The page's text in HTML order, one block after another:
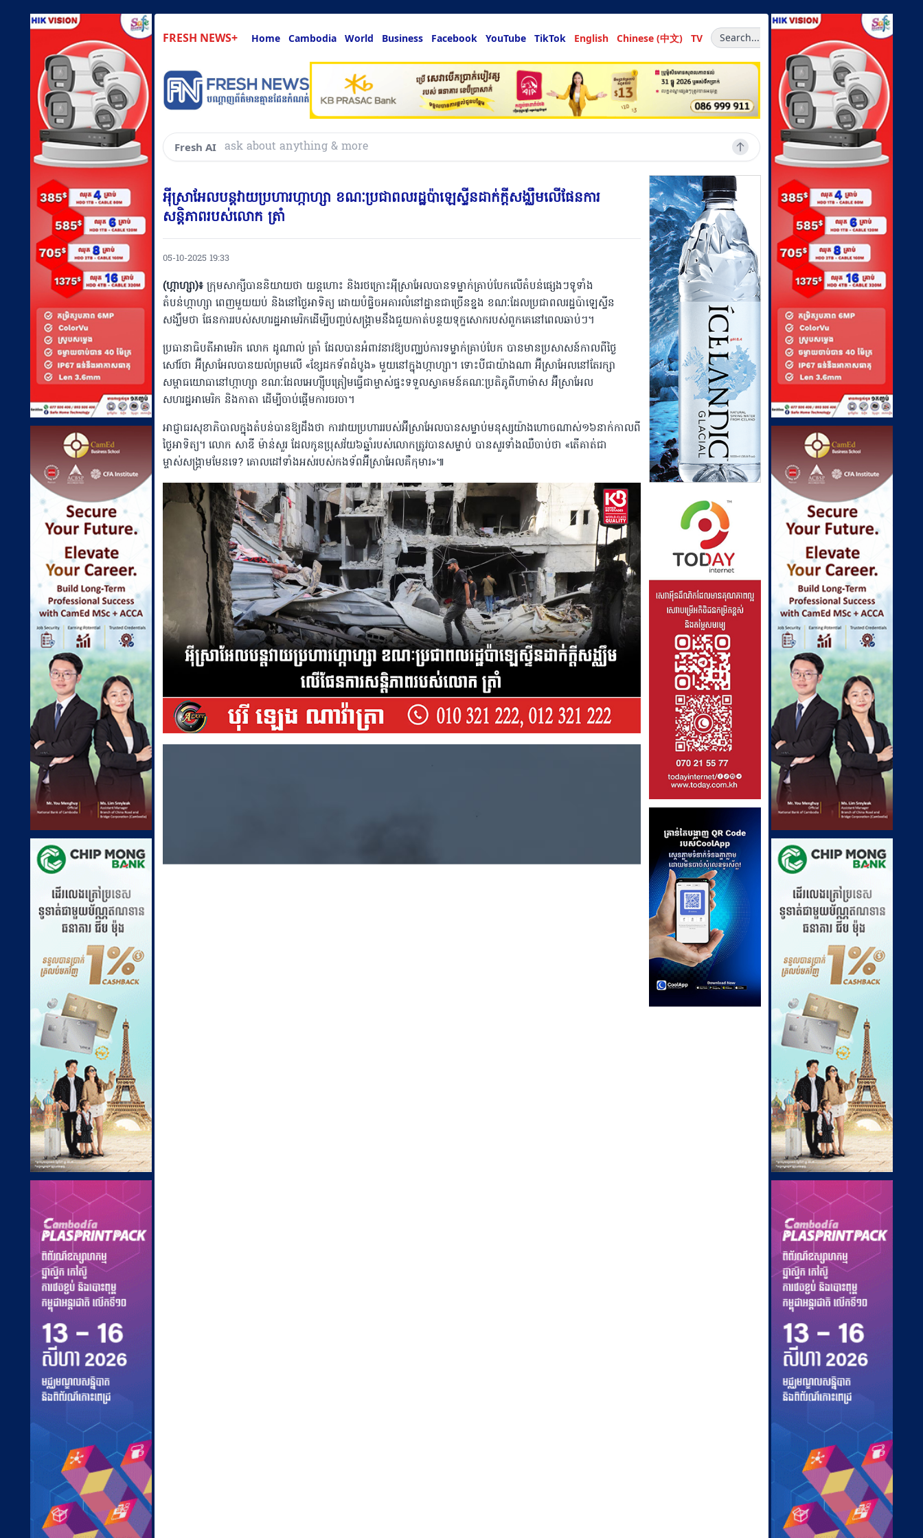
FRESH NEWS+ Home Cambodia World Business Facebook YouTube TikTok English Chinese (中文) TV Search...
Fresh AI សួរអ្វីៗគ្រប់យ៉ា
អ៉ីស្រាអែលបន្តវាយប្រហារហ្កាហ្សា ខណៈប្រជាពលរដ្ឋប៉ាឡេស្ទីនដាក់ក្តីសង្ឈឹមលើផែនការ
សន្តិភាពរបស់លោក ត្រាំ
05-10-2025 19:33
(ហ្កាហ្សា)៖ ក្រុមសាក្សីបាននិយាយថា យន្តហោះ និងរថក្រោះអ៉ីស្រាអែលបានទម្លាក់គ្រាប់បែកលើតំបន់ផ្សេងៗទូទាំង
តំបន់ហ្កាហ្សា ពេញមួយយប់ និងនៅថ្ងៃអាទិត្យ ដោយបំផ្លិចអគារលំនៅដ្ឋានជាច្រើនខ្នង ខណៈដែលប្រជាពលរដ្ឋប៉ាឡេស្ទីន
សង្ឃឹមថា ផែនការរបស់សហរដ្ឋអាមេរិកដើម្បីបញ្ចប់សង្គ្រាមនឹងជួយកាត់បន្ថយទុក្ខសោករបស់ពួកគេនៅពេលឆាប់ៗ។
ប្រធានាធិបតីអាមេរិក លោក ដូណាល់ ត្រាំ ដែលបានអំពាវនាវឱ្យបញ្ឈប់ការទម្លាក់គ្រាប់បែក បានមានប្រសាសន៍កាលពីថ្ងៃ
សៅរ៍ថា អ៊ីស្រាអែលបានយល់ព្រមលើ «ខ្សែដកទ័ពដំបូង» មួយនៅក្នុងហ្កាហ្សា។ ទោះបីជាយ៉ាងណា អ៊ីស្រាអែលនៅតែរក្សា
សម្ពាធយោធានៅហ្កាហ្សា ខណៈដែលអេហ្ស៊ីបត្រៀមធ្វើជាម្ចាស់ផ្ទះទទួលស្វាគមន៍គណៈប្រតិភូពីហាម៉ាស អ៊ីស្រាអែល
សហរដ្ឋអាមេរិក និងកាតា ដើម្បីចាប់ផ្តើមការចរចា។
អាជ្ញាធរសុខាភិបាលក្នុងតំបន់បានឱ្យដឹងថា ការវាយប្រហាររបស់អ៊ីស្រាអែលបានសម្លាប់មនុស្សយ៉ាងហោចណាស់១៦នាក់កាលពី
ថ្ងៃអាទិត្យ។ លោក សាឌី ម៉ាន់សួរ ដែលកូនប្រុសវ័យ៦ឆ្នាំរបស់លោកត្រូវបានសម្លាប់ បានសួរទាំងឈឺចាប់ថា «តើគាត់ជា
ម្ចាស់សង្គ្រាមមែនទេ? គោលដៅទាំងអស់របស់កងទ័ពអ៊ីស្រាអែលគឺកុមារ»៕